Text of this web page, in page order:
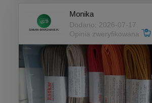
Monika
Dodano: 2026-07-17
Opinia zweryfikowana